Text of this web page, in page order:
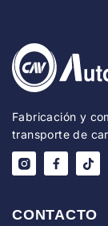
Fabricación y
transporte de
CONTACTO